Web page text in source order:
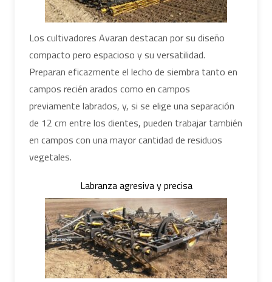
Los cultivadores Avaran destacan por su diseño
compacto pero espacioso y su versatilidad.
Preparan eficazmente el lecho de siembra tanto en
campos recién arados como en campos
previamente labrados, y, si se elige una separación
de 12 cm entre los dientes, pueden trabajar también
en campos con una mayor cantidad de residuos
vegetales.
Labranza agresiva y precisa